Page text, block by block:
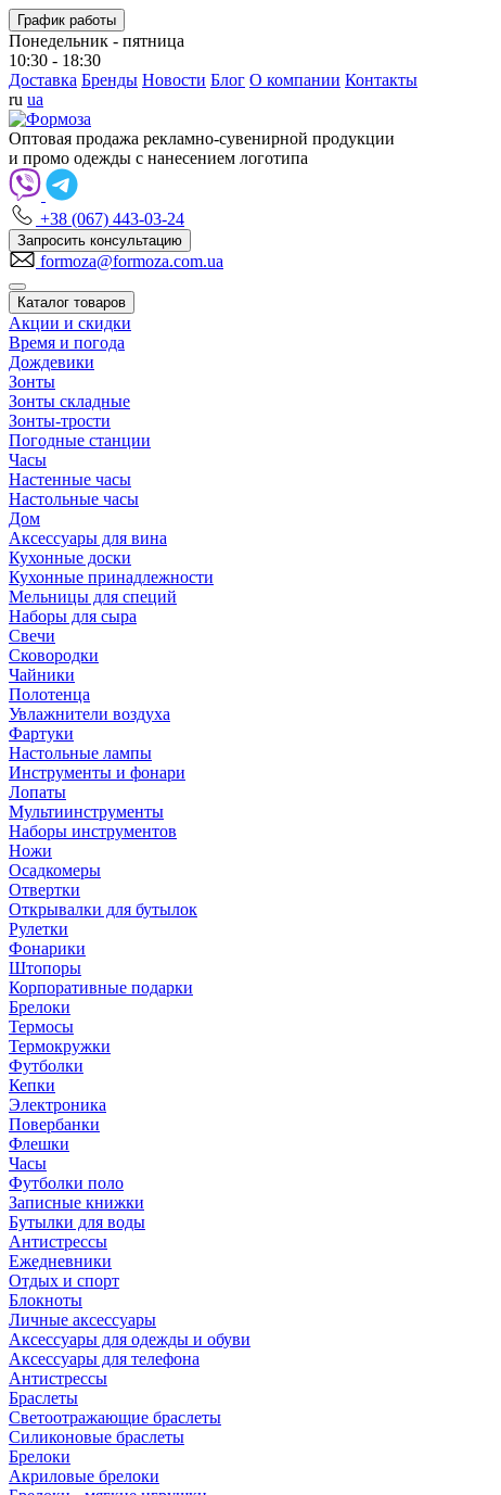
График работы
Понедельник - пятница
10:30 - 18:30
Доставка Бренды Новости Блог О компании Контакты
ru ua
Оптовая продажа рекламно-сувенирной продукции
и промо одежды с нанесением логотипа
+38 (067) 443-03-24
Запросить консультацию
formoza@formoza.com.ua
Каталог товаров
Акции и скидки
Время и погода
Дождевики
Зонты
Зонты складные
Зонты-трости
Погодные станции
Часы
Настенные часы
Настольные часы
Дом
Аксессуары для вина
Кухонные доски
Кухонные принадлежности
Мельницы для специй
Наборы для сыра
Свечи
Сковородки
Чайники
Полотенца
Увлажнители воздуха
Фартуки
Настольные лампы
Инструменты и фонари
Лопаты
Мультиинструменты
Наборы инструментов
Ножи
Осадкомеры
Отвертки
Открывалки для бутылок
Рулетки
Фонарики
Штопоры
Корпоративные подарки
Брелоки
Термосы
Термокружки
Футболки
Кепки
Электроника
Повербанки
Флешки
Часы
Футболки поло
Записные книжки
Бутылки для воды
Антистрессы
Ежедневники
Отдых и спорт
Блокноты
Личные аксессуары
Аксессуары для одежды и обуви
Аксессуары для телефона
Антистрессы
Браслеты
Светоотражающие браслеты
Силиконовые браслеты
Брелоки
Акриловые брелоки